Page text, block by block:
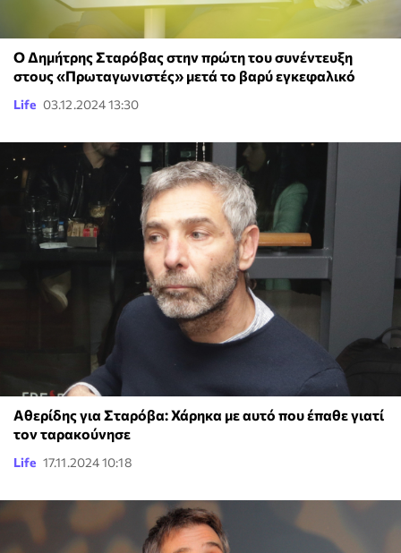
Ο Δημήτρης Σταρόβας στην πρώτη του συνέντευξη
στους «Πρωταγωνιστές» μετά το βαρύ εγκεφαλικό
Life 03.12.2024 13:30
Αθερίδης για Σταρόβα: Χάρηκα με αυτό που έπαθε γιατί
τον ταρακούνησε
Life 17.11.2024 10:18